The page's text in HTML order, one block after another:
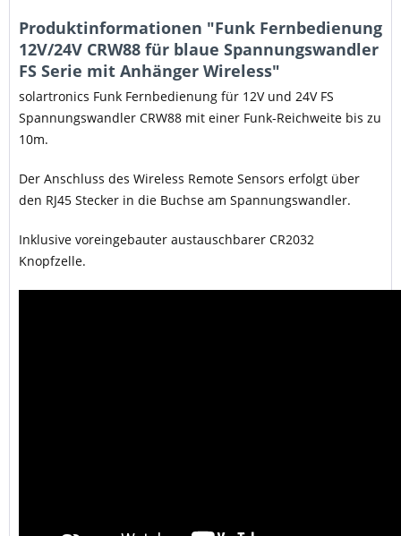
Produktinformationen "Funk Fernbedienung
12V/24V CRW88 für blaue Spannungswandler
FS Serie mit Anhänger Wireless"
solartronics Funk Fernbedienung für 12V und 24V FS
Spannungswandler CRW88 mit einer Funk-Reichweite bis zu
10m.
Der Anschluss des Wireless Remote Sensors erfolgt über
den RJ45 Stecker in die Buchse am Spannungswandler.
Inklusive voreingebauter austauschbarer CR2032
Knopfzelle.